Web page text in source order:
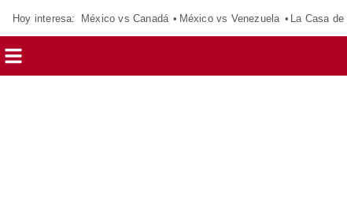
Hoy interesa: México vs Canadá México vs Venezuela La Casa